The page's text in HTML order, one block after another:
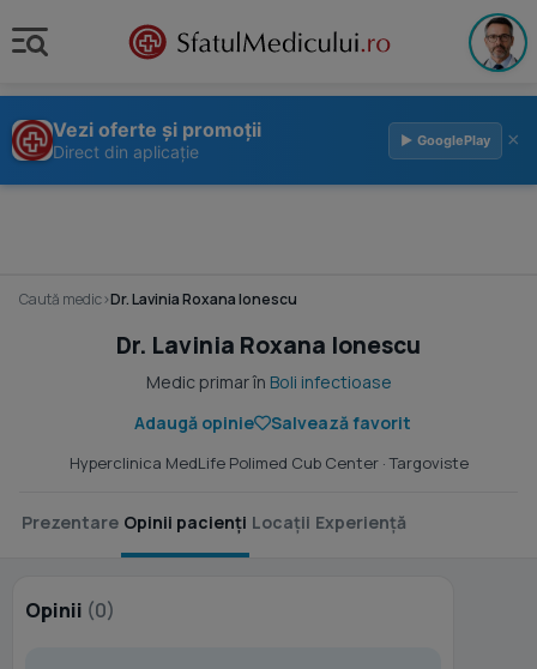
Vezi oferte și promoții
Direct din aplicație
▶ GooglePlay ×
Caută medic›Dr. Lavinia Roxana Ionescu
Dr. Lavinia Roxana Ionescu
Medic primar în Boli infectioase
Adaugă opinie
Salvează favorit
Hyperclinica MedLife Polimed Cub Center· Targoviste
Prezentare Opinii pacienți Locații Experiență
Opinii (0)